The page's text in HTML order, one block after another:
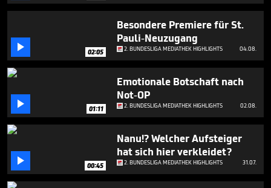
 02:05
Besondere Premiere für St.
Pauli-Neuzugang
2. BUNDESLIGA MEDIATHEK HIGHLIGHTS 04.08.
 01:11
Emotionale Botschaft nach
Not-OP
2. BUNDESLIGA MEDIATHEK HIGHLIGHTS 02.08.
 00:45
Nanu!? Welcher Aufsteiger
hat sich hier verkleidet?
2. BUNDESLIGA MEDIATHEK HIGHLIGHTS 31.07.